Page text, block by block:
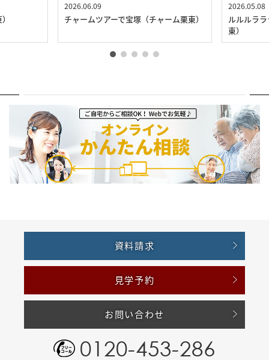
2026.06.09
チャームツアーで宝塚（チャーム栗東）
2026.05.08
ルルルラ
東）
資料請求
見学予約
お問い合わせ
0120-453-286